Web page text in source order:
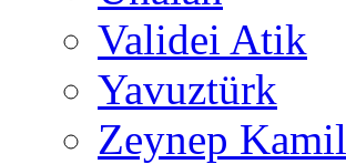
Validei Atik
Yavuztürk
Zeynep Kamil